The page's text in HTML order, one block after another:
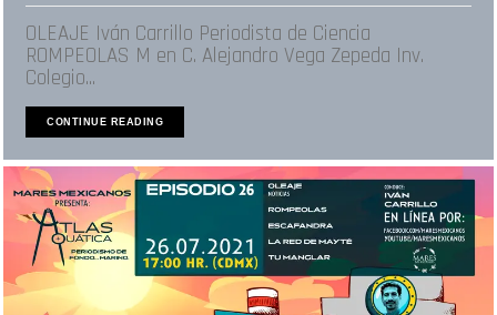
OLEAJE Iván Carrillo Periodista de Ciencia
ROMPEOLAS M en C. Alejandro Vega Zepeda Inv.
Colegio...
CONTINUE READING